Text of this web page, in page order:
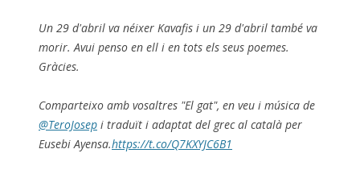
Un 29 d'abril va néixer Kavafis i un 29 d'abril també va
morir. Avui penso en ell i en tots els seus poemes.
Gràcies.
Comparteixo amb vosaltres "El gat", en veu i música de
@TeroJosep i traduït i adaptat del grec al català per
Eusebi Ayensa.https://t.co/Q7KXYJC6B1